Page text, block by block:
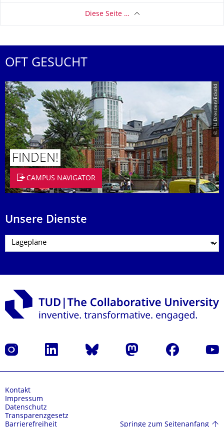
Diese Seite …
OFT GESUCHT
© TU Dresden/Eckold
FINDEN!
CAMPUS NAVIGATOR
Unsere Dienste
Instagram LinkedIn Bluesky Mastodon Facebook
Kontakt
Impressum
Datenschutz
Transparenzgesetz
Barrierefreiheit
Springe zum Seitenanfang